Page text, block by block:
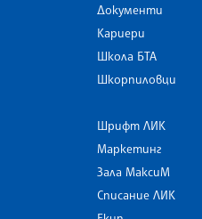
Документи
Кариери
Школа БТА
Шкорпиловци
Шрифт ЛИК
Маркетинг
Зала МаксиМ
Списание ЛИК